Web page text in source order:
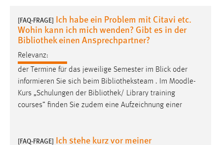
[FAQ-FRAGE] Ich habe ein Problem mit Citavi etc.
Wohin kann ich mich wenden? Gibt es in der
Bibliothek einen Ansprechpartner?
Relevanz:
der Termine für das jeweilige Semester im Blick oder
informieren Sie sich beim Bibliotheksteam . Im Moodle-
Kurs „Schulungen der Bibliothek/ Library training
courses” finden Sie zudem eine Aufzeichnung einer
[FAQ-FRAGE] Ich stehe kurz vor meiner
Performance
Name:
staticfilecache
Zweck:
Für performante Seitenauslieferung wird in diesem Cookie
gespeichert, ob man eingeloggt ist.
Sprachpräferenz